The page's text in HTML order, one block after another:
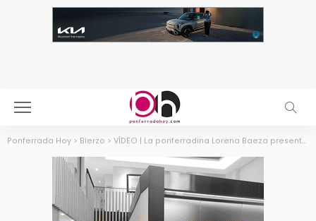
Ponferrada Hoy > Bierzo > VÍDEO | La ponferradina Lorena Baeza presentará el matinal de Rtve en la nueva temporada